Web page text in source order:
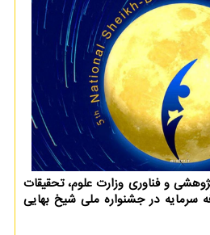
و فناوری وزارت علوم، تحقیقات
سرمایه در جشنواره ملی شیخ بهایی